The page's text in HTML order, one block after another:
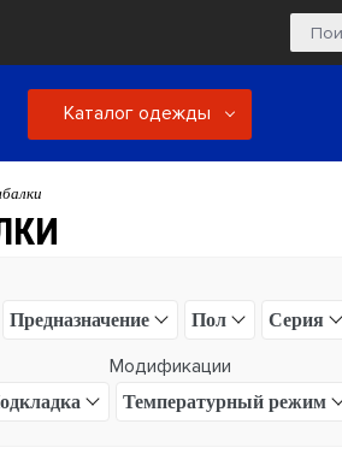
Каталог одежды
Предназначение Пол Серия
Модификации
Температурный режим